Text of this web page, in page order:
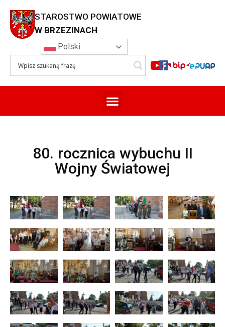
STAROSTWO POWIATOWE
W BRZEZINACH
Polski
80. rocznica wybuchu II
Wojny Światowej